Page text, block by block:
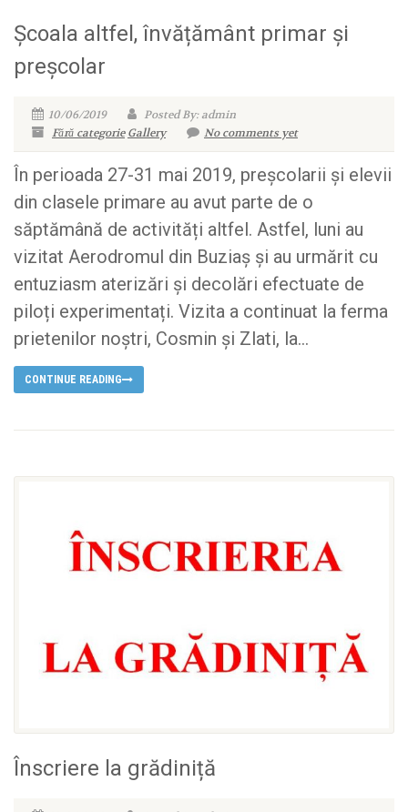
Școala altfel, învățământ primar și
preșcolar
10/06/2019
Posted By: admin
Fără categorie Gallery No comments yet
În perioada 27-31 mai 2019, preșcolarii și elevii
din clasele primare au avut parte de o
săptămână de activități altfel. Astfel, luni au
vizitat Aerodromul din Buziaș și au urmărit cu
entuziasm aterizări și decolări efectuate de
piloți experimentați. Vizita a continuat la ferma
prietenilor noștri, Cosmin și Zlati, la...
CONTINUE READING
Înscriere la grădiniță